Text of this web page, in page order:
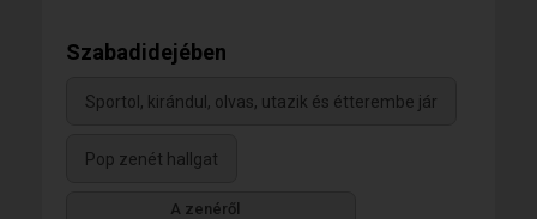
Szabadidejében
Sportol, kirándul, olvas, utazik és étterembe jár
Pop zenét hallgat
A zenéről